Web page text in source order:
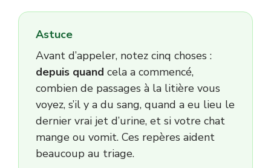
Astuce
Avant d’appeler, notez cinq choses :
depuis quand cela a commencé,
combien de passages à la litière vous
voyez, s’il y a du sang, quand a eu lieu le
dernier vrai jet d’urine, et si votre chat
mange ou vomit. Ces repères aident
beaucoup au triage.